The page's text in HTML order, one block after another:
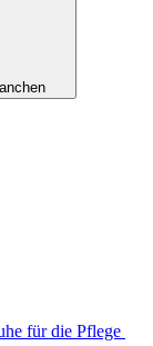
für die Pflege